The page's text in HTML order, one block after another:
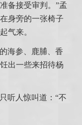
备接受审判。”孟
身旁的一张椅子
气来。
海参、鹿脯、香
出一些来招待杨
听人惊叫道：“不